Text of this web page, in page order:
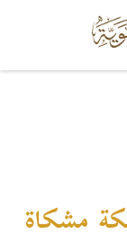
مشكاة